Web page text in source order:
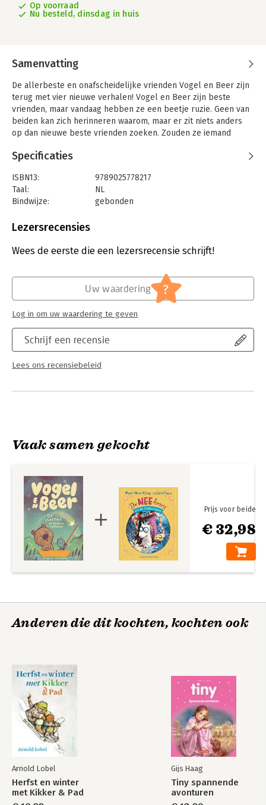
Op voorraad
Nu besteld, dinsdag in huis
Samenvatting
De allerbeste en onafscheidelijke vrienden Vogel en Beer zijn
terug met vier nieuwe verhalen! Vogel en Beer zijn beste
vrienden, maar vandaag hebben ze een beetje ruzie. Geen van
beiden kan zich herinneren waarom, maar er zit niets anders
op dan nieuwe beste vrienden zoeken. Zouden ze iemand
Jarvis, de getalenteerde Britse prentenboekenmaker, brengt
met veel humor een ode aan kleine avonturen en vriendschap.
Zijn levendige, speelse illustraties bezitten een unieke
charme, en zijn boeken zitten vol vrolijke personages en
Het eerste voorleesboek over Vogel en Beer, 'De picknick en
andere verhalen' werd jubelend ontvangen door de
Nederlandse pers: 'De Vogel en Beer-verhalen van Jarvis
de allure van een klassieker' (Het Parool). Ook het tweede
deel van Vogel en Beer, 'De sterren en andere verhalen', is
vertaald door Tjibbe Veldkamp. Dit boek kun je voorlezen aan
kinderen van 5 jaar en ouder.
Specificaties
ISBN13:
9789025778217
Taal:
NL
Bindwijze:
gebonden
Uitgever:
Verschijningsdatum:
16-10-2024
Vogel en Beer
Lezersrecensies
Wees de eerste die een lezersrecensie schrijft!
Schrijf een recensie
Lees ons recensiebeleid
Uw waardering ?
Log in om uw waardering te geven
Vaak samen gekocht
€ 32,98
Prijs voor beide
Anderen die dit kochten, kochten ook
Arnold Lobel
Herfst en winter
met Kikker & Pad
Gijs Haag
Tiny spannende
avonturen